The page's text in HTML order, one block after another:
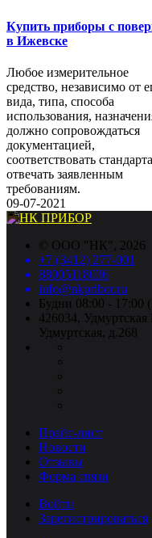
Купить приборы с
в Ижевске
Любое измерительное
средство, независимо от
вида, типа, способа
использования,
должно сопровождаться
документацией,
соответствовать
отвечать заявленным
требованиям.
09-07-2021
© ООО "НК", 2026
+7 (3412) 277-001
88005118036
info@nkpribor.ru
Будни 08:00 -
426034, Удмуртская
Удмуртская, д.268
Прайс-лист
Новости
Отзывы
Форма связи
Войти
Зарегистрироваться